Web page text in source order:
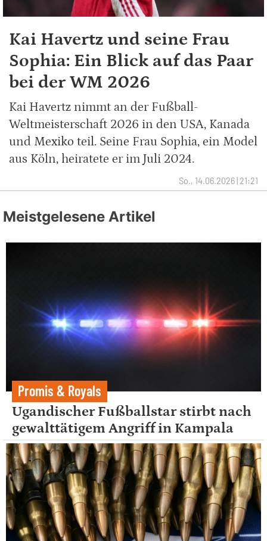
Kai Havertz und seine Frau
Sophia: Ein Blick auf das Paar
bei der WM 2026
Kai Havertz nimmt an der Fußball-
Weltmeisterschaft 2026 in den USA, Kanada
und Mexiko teil. Seine Frau Sophia, ein Model
aus Köln, heiratete er im Juli 2024.
So., 14.06.2026 | 21:21
Meistgelesene Artikel
Promis & Royals
Ugandischer Fußballstar stirbt nach
gewalttätigem Angriff in Kampala